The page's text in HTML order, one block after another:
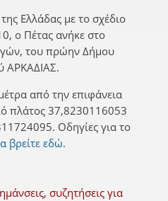
Ελλάδας με το σχέδιο
ο Πέτας ανήκε στο
του πρώην Δήμου
ΑΡΚΑΔΙΑΣ.
από την επιφάνεια
πλάτος 37,8230116053
Οδηγίες για το
βρείτε εδώ.
συζητήσεις για